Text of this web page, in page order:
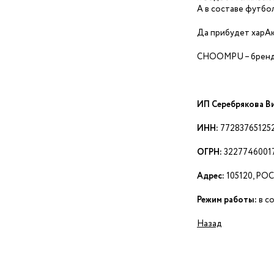
А в составе
Да прибудет
CHOOMPU –
ИП Серебрякова
ИНН:
ОГРН:
Адрес: 105120,
Режим работы: в
Назад